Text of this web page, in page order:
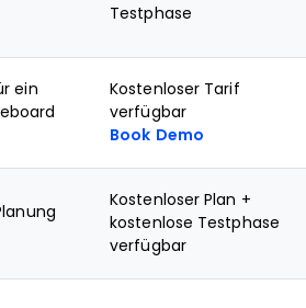
Testphase
ein
Kostenloser Tarif
verfügbar
Book Demo
Kostenloser Plan +
kostenlose Testphase
verfügbar